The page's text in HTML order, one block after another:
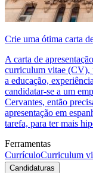
Crie uma ótima carta
A carta de
curriculum vitae (CV),
a educação,
candidatar-se a um
Cervantes, então
apresentação em
tarefa, para ter mais
Ferramentas
CurrículoCurriculum
Candidaturas